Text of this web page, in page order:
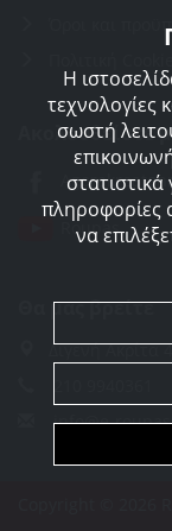
Όροι και
Ακολουθείστε
Roupas
Θα μας βρείτε
Διγενή
info@e-
Η
τεχνολογίες
σωστή
πληροφορίες
να